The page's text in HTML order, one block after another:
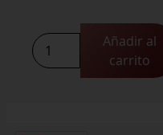
Añadir al
carrito